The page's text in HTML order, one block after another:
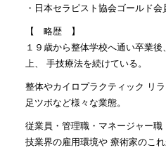
・日本セラピスト協会ゴールド会
【 略歴 】
１９歳から整体学校へ通い卒業
上、 手技療法を続けている。
整体やカイロプラクティック リ
足ツボなど様々な業態。
従業員・管理職・マネージャー
技業界の雇用環境や 療術家のこ